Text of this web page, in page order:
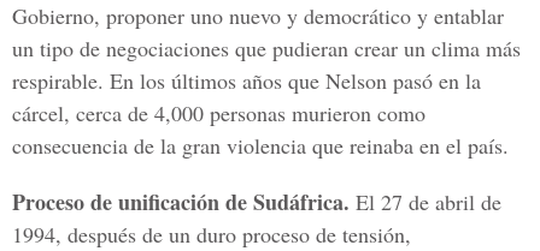
Gobierno, proponer uno nuevo y democrático y entablar
un tipo de negociaciones que pudieran crear un clima más
respirable. En los últimos años que Nelson pasó en la
cárcel, cerca de 4,000 personas murieron como
consecuencia de la gran violencia que reinaba en el país.
Proceso de unificación de Sudáfrica. El 27 de abril de
1994, después de un duro proceso de tensión,